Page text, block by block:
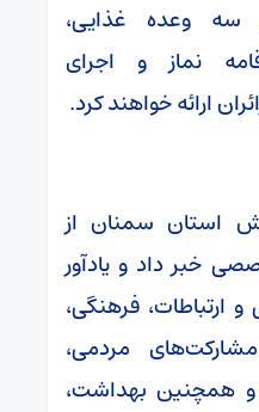
سه وعده غذایی،
نماز و اجرای
ارائه خواهند کرد.
استان سمنان از
خبر داد و یادآور
ارتباطات، فرهنگی،
مردمی،
و همچنین بهداشت،